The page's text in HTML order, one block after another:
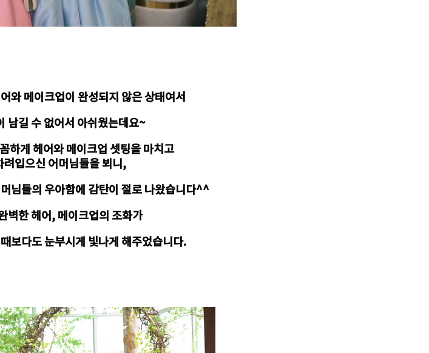
와 메이크업이 완성되지 않은 상태여서
남길 수 없어서 아쉬웠는데요~
하게 헤어와 메이크업 셋팅을 마치고
려입으신 어머님들을 뵈니,
님들의 우아함에 감탄이 절로 나왔습니다^^
벽한 헤어, 메이크업의 조화가
보다도 눈부시게 빛나게 해주었습니다.